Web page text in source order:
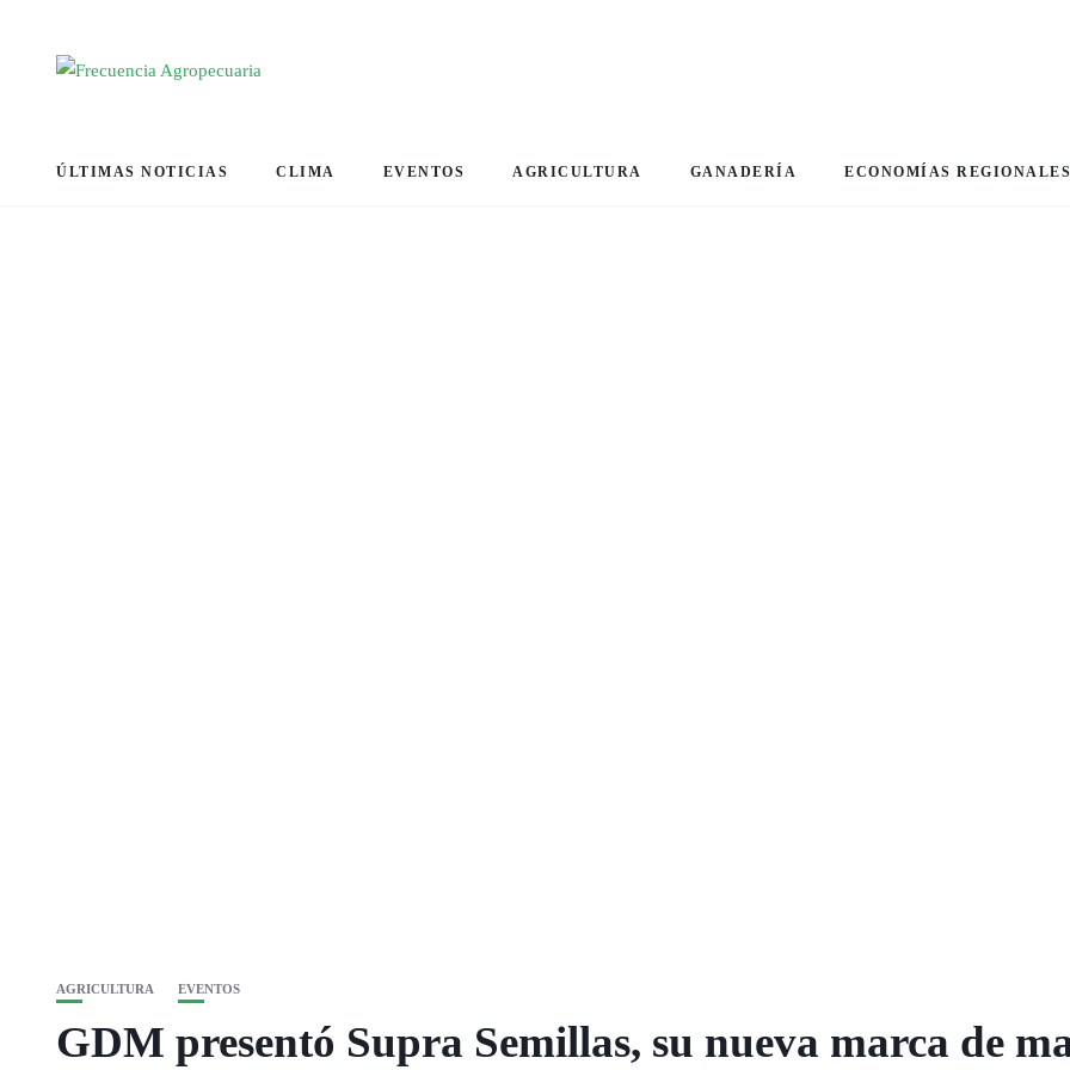
ÚLTIMAS NOTICIAS CLIMA EVENTOS AGRICULTURA GANADERÍA ECONOMÍAS REGIONALES
AGRICULTURA EVENTOS
GDM presentó Supra Semillas, su nueva marca de